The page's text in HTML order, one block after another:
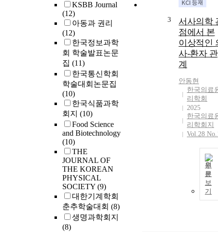
KSBB Journal
(12)
아동과 권리
(12)
한국정보과학
회 학술발표논문
집 (11)
한국통신학회
학술대회논문집
(10)
한국식품과학
회지 (10)
Food Science
and Biotechnology
(10)
THE
JOURNAL OF
THE KOREAN
PHYSICAL
SOCIETY (9)
대한기계학회
춘추학술대회 (8)
생명과학회지
(8)
3
서사의학
점에서 본
이상적인
사-환자 관
계
안동현
한국의료
리학회
2025
한국의료
리학회지
Vol.28
원
문
보
기